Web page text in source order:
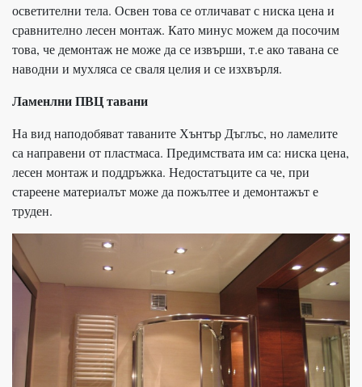
осветителни тела. Освен това се отличават с ниска цена и
сравнително лесен монтаж. Като минус можем да посочим
това, че демонтаж не може да се извърши, т.е ако тавана се
наводни и мухляса се сваля целия и се изхвърля.
Ламенлни ПВЦ тавани
На вид наподобяват таваните Хънтър Дъглъс, но ламелите
са направени от пластмаса. Предимствата им са: ниска цена,
лесен монтаж и поддръжка. Недостатъците са че, при
стареене материалът може да пожълтее и демонтажът е
труден.